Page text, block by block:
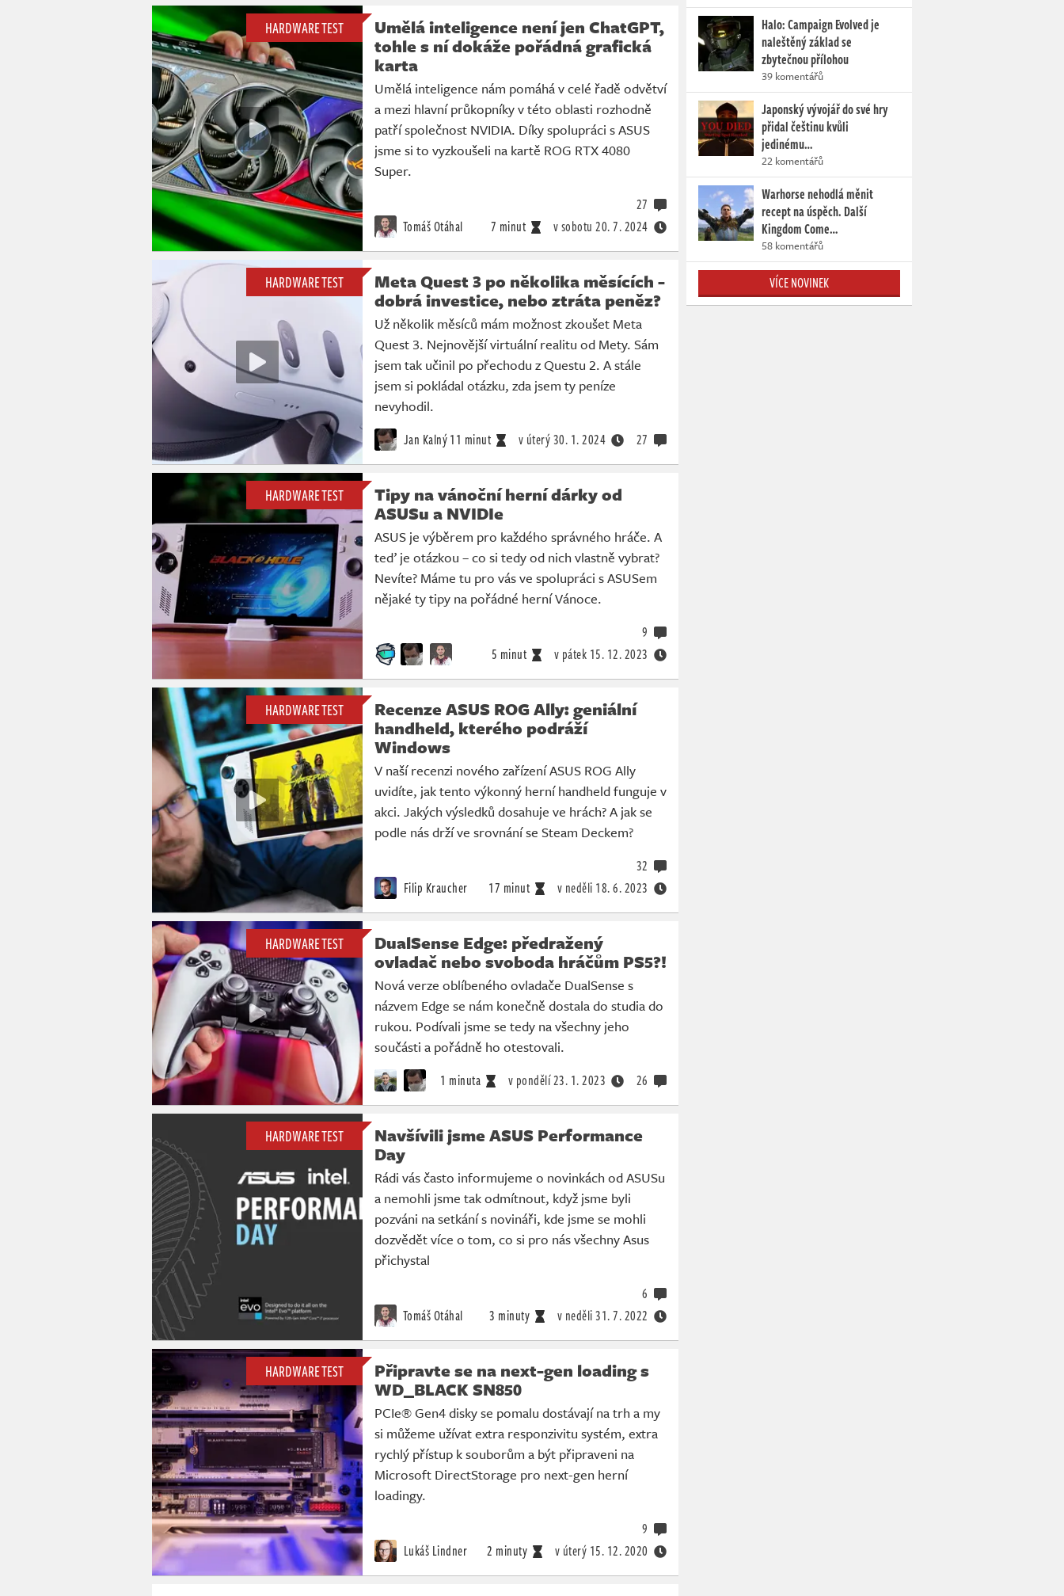
HARDWARE TEST
Umělá inteligence není jen ChatGPT,
tohle s ní dokáže pořádná grafická
karta
Umělá inteligence nám pomáhá v celé řadě odvětví
a mezi hlavní průkopníky v této oblasti rozhodně
patří společnost NVIDIA. Díky spolupráci s ASUS
jsme si to vyzkoušeli na kartě ROG RTX 4080
Super.
Tomáš Otáhal 7 minut v sobotu 20. 7. 2024
27
HARDWARE TEST
Meta Quest 3 po několika měsících -
dobrá investice, nebo ztráta peněz?
Už několik měsíců mám možnost zkoušet Meta
Quest 3. Nejnovější virtuální realitu od Mety. Sám
jsem tak učinil po přechodu z Questu 2. A stále
jsem si pokládal otázku, zda jsem ty peníze
nevyhodil.
Jan Kalný11 minut v úterý30. 1. 2024 27
HARDWARE TEST
Tipy na vánoční herní dárky od
ASUSu a NVIDIe
ASUS je výběrem pro každého správného hráče. A
teď je otázkou – co si tedy od nich vlastně vybrat?
Nevíte? Máme tu pro vás ve spolupráci s ASUSem
nějaké ty tipy na pořádné herní Vánoce.
5 minut v pátek 15. 12. 2023
9
HARDWARE TEST
Recenze ASUS ROG Ally: geniální
handheld, kterého podráží
Windows
V naší recenzi nového zařízení ASUS ROG Ally
uvidíte, jak tento výkonný herní handheld funguje v
akci. Jakých výsledků dosahuje ve hrách? A jak se
podle nás drží ve srovnání se Steam Deckem?
Filip Kraucher 17 minut v neděli 18. 6. 2023
32
HARDWARE TEST
DualSense Edge: předražený
ovladač nebo svoboda hráčům PS5?!
Nová verze oblíbeného ovladače DualSense s
názvem Edge se nám konečně dostala do studia do
rukou. Podívali jsme se tedy na všechny jeho
součásti a pořádně ho otestovali.
1 minuta v pondělí23. 1. 2023 26
HARDWARE TEST
Navšívili jsme ASUS Performance
Day
Rádi vás často informujeme o novinkách od ASUSu
a nemohli jsme tak odmítnout, když jsme byli
pozváni na setkání s novináři, kde jsme se mohli
dozvědět více o tom, co si pro nás všechny Asus
přichystal
Tomáš Otáhal 3 minuty v neděli31. 7. 2022
6
HARDWARE TEST
Připravte se na next-gen loading s
WD_BLACK SN850
PCIe® Gen4 disky se pomalu dostávají na trh a my
si můžeme užívat extra responzivitu systém, extra
rychlý přístup k souborům a být připraveni na
Microsoft DirectStorage pro next-gen herní
loadingy.
Lukáš Lindner 2 minuty v úterý 15. 12. 2020
9
Halo: Campaign Evolved je
naleštěný základ se
zbytečnou přílohou
39 komentářů
Japonský vývojář do své hry
přidal češtinu kvůli
jedinému…
22 komentářů
Warhorse nehodlá měnit
recept na úspěch. Další
Kingdom Come…
58 komentářů
VÍCE NOVINEK